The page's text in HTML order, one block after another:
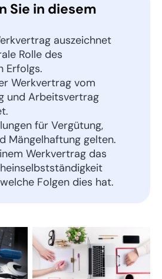
Sie in diesem
auszeichnet
Rolle des
Erfolgs.
Werkvertrag vom
und Arbeitsvertrag
für Vergütung,
Mängelhaftung gelten.
Werkvertrag das
Folgen dies hat.